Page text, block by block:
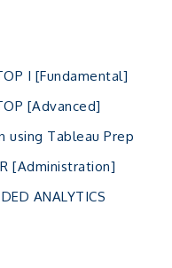
I [Fundamental]
[Advanced]
using Tableau Prep
[Administration]
ANALYTICS